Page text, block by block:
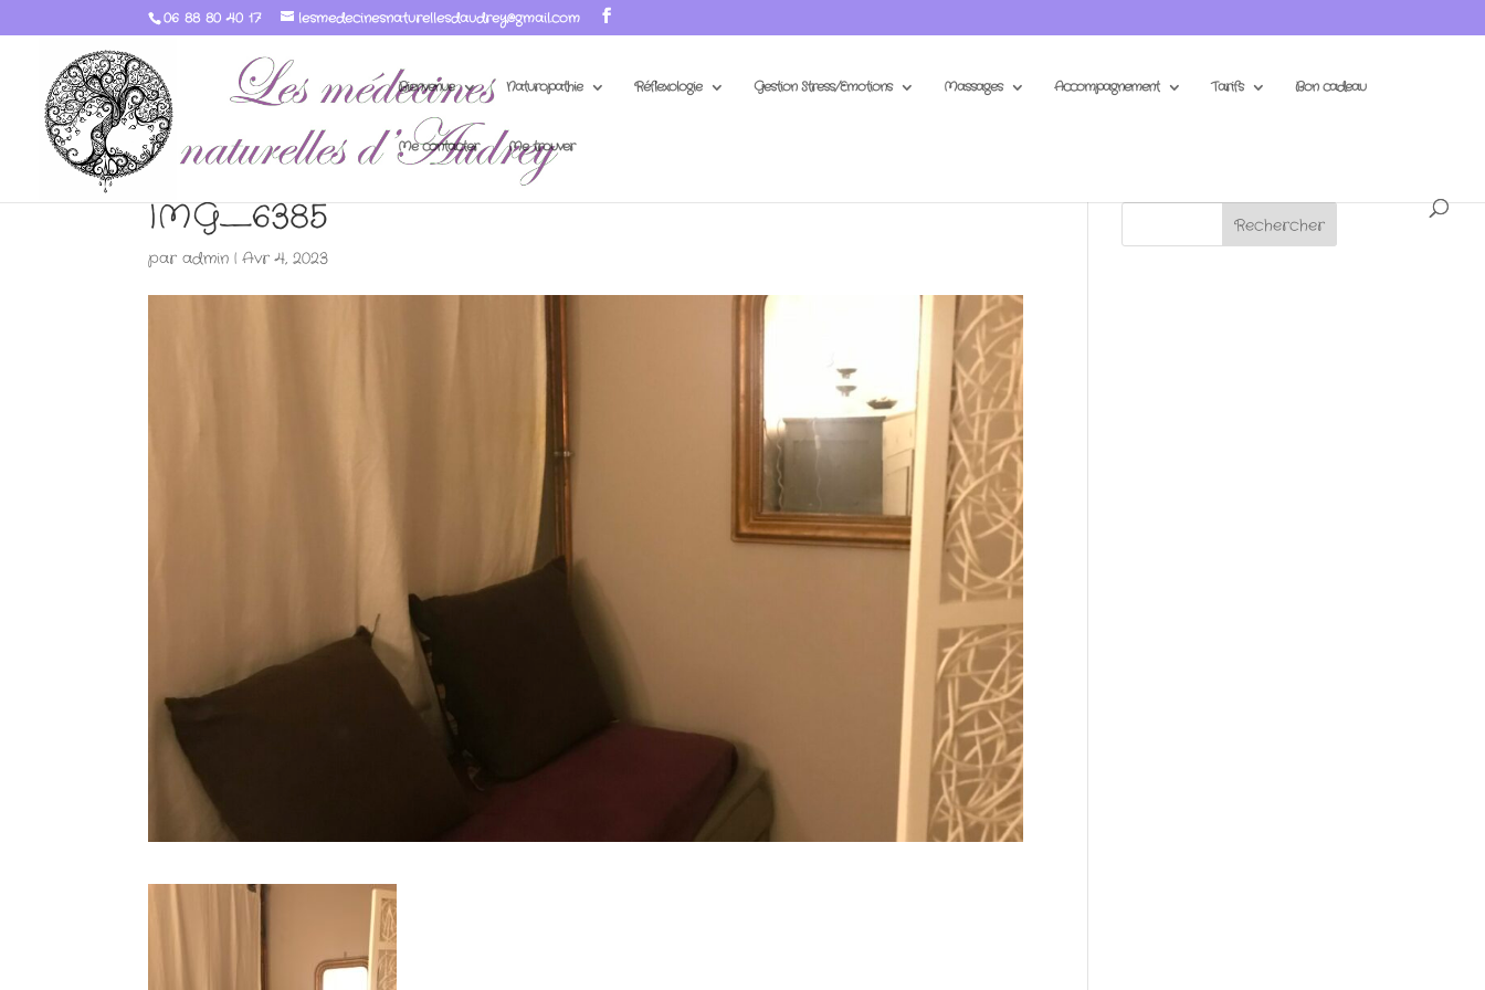
06 88 80 40 17 lesmedecinesnaturellesdaudrey@gmail.com
Bienvenue Naturopathie Réflexologie Gestion Stress/Emotions Massages Accompagnement Tarifs Bon cadeau
Me contacter Me trouver
IMG_6385
paradmin |Avr 4, 2023